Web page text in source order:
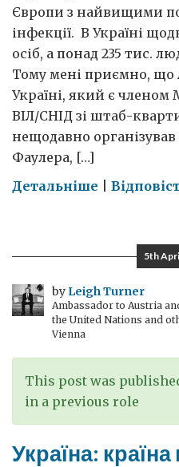
Європи з найвищими
інфекції. В Україні
осіб, а понад 235 тис.
Toму мені приємно, що
Україні, який є членом
ВІЛ/CНІД зі штаб-
нещодавно
Фаулера, […]
Детальніше on
програма
обміну
голок
в
5th
by Leigh Turner
Ambassador to Austria
the United Nations and
Vienna
This post was
in a previous role
Україна: